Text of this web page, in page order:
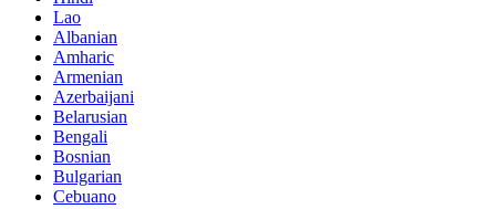
Lao
Albanian
Amharic
Armenian
Azerbaijani
Belarusian
Bengali
Bosnian
Bulgarian
Cebuano